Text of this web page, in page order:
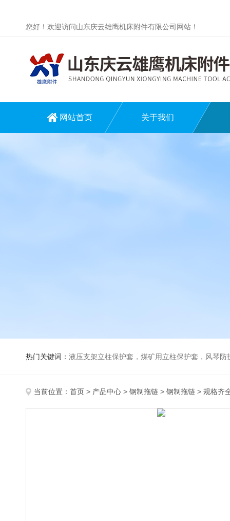
您好！欢迎访问山东庆云雄鹰机床附件有限公司网站！
网站首页 关于我们
热门关键词： 液压支架立柱保护套，煤矿用立柱保护套，风琴
当前位置： 首页 > 产品中心 > 钢制拖链 > 钢制拖链 > 规格齐